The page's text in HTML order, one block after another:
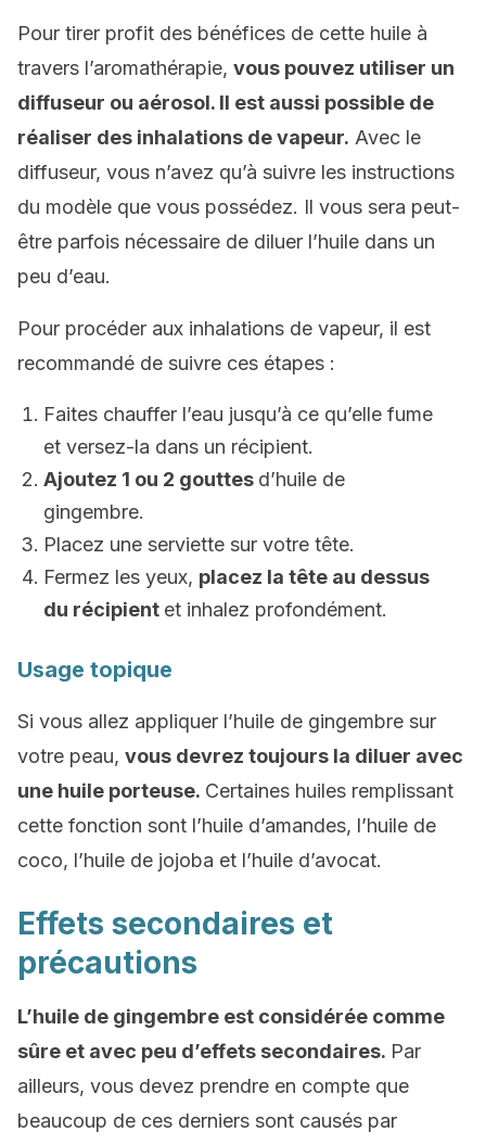
Pour tirer profit des bénéfices de cette huile à
travers l’aromathérapie, vous pouvez utiliser un
diffuseur ou aérosol. Il est aussi possible de
réaliser des inhalations de vapeur. Avec le
diffuseur, vous n’avez qu’à suivre les instructions
du modèle que vous possédez. Il vous sera peut-
être parfois nécessaire de diluer l’huile dans un
peu d’eau.
Pour procéder aux inhalations de vapeur, il est
recommandé de suivre ces étapes :
Faites chauffer l’eau jusqu’à ce qu’elle fume
et versez-la dans un récipient.
Ajoutez 1 ou 2 gouttes d’huile de
gingembre.
Placez une serviette sur votre tête.
Fermez les yeux, placez la tête au dessus
du récipient et inhalez profondément.
Usage topique
Si vous allez appliquer l’huile de gingembre sur
votre peau, vous devrez toujours la diluer avec
une huile porteuse. Certaines huiles remplissant
cette fonction sont l’huile d’amandes, l’huile de
coco, l’huile de jojoba et l’huile d’avocat.
Effets secondaires et
précautions
L’huile de gingembre est considérée comme
sûre et avec peu d’effets secondaires. Par
ailleurs, vous devez prendre en compte que
beaucoup de ces derniers sont causés par